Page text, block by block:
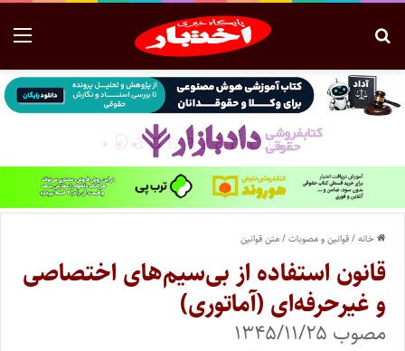
خانه/قوانین و مصوبات/متن قوانین
قانون استفاده از بی‌سیم‌های اختصاصی
و غیرحرفه‌ای (آماتوری)
مصوب ۱۳۴۵/۱۱/۲۵